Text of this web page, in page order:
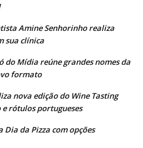
Amine Senhorinho realiza
sua clínica
do Mídia reúne grandes nomes da
formato
nova edição do Wine Tasting
rótulos portugueses
da Pizza com opções